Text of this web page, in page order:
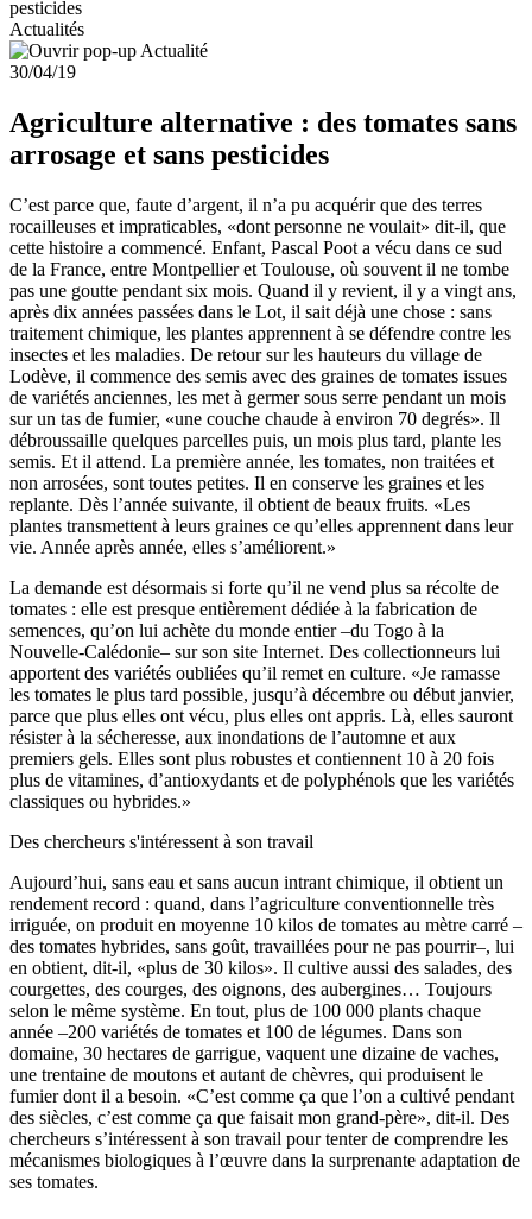
Actualités
30/04/19
Agriculture alternative : des tomates sans
arrosage et sans pesticides
C’est parce que, faute d’argent, il n’a pu acquérir que des terres
rocailleuses et impraticables, «dont personne ne voulait» dit-il, que
cette histoire a commencé. Enfant, Pascal Poot a vécu dans ce sud
de la France, entre Montpellier et Toulouse, où souvent il ne tombe
pas une goutte pendant six mois. Quand il y revient, il y a vingt ans,
après dix années passées dans le Lot, il sait déjà une chose : sans
traitement chimique, les plantes apprennent à se défendre contre les
insectes et les maladies. De retour sur les hauteurs du village de
Lodève, il commence des semis avec des graines de tomates issues
de variétés anciennes, les met à germer sous serre pendant un mois
sur un tas de fumier, «une couche chaude à environ 70 degrés». Il
débroussaille quelques parcelles puis, un mois plus tard, plante les
semis. Et il attend. La première année, les tomates, non traitées et
non arrosées, sont toutes petites. Il en conserve les graines et les
replante. Dès l’année suivante, il obtient de beaux fruits. «Les
plantes transmettent à leurs graines ce qu’elles apprennent dans leur
vie. Année après année, elles s’améliorent.»
La demande est désormais si forte qu’il ne vend plus sa récolte de
tomates : elle est presque entièrement dédiée à la fabrication de
semences, qu’on lui achète du monde entier –du Togo à la
Nouvelle-Calédonie– sur son site Internet. Des collectionneurs lui
apportent des variétés oubliées qu’il remet en culture. «Je ramasse
les tomates le plus tard possible, jusqu’à décembre ou début janvier,
parce que plus elles ont vécu, plus elles ont appris. Là, elles sauront
résister à la sécheresse, aux inondations de l’automne et aux
premiers gels. Elles sont plus robustes et contiennent 10 à 20 fois
plus de vitamines, d’antioxydants et de polyphénols que les variétés
classiques ou hybrides.»
Des chercheurs s'intéressent à son travail
Aujourd’hui, sans eau et sans aucun intrant chimique, il obtient un
rendement record : quand, dans l’agriculture conventionnelle très
irriguée, on produit en moyenne 10 kilos de tomates au mètre carré –
des tomates hybrides, sans goût, travaillées pour ne pas pourrir–, lui
en obtient, dit-il, «plus de 30 kilos». Il cultive aussi des salades, des
courgettes, des courges, des oignons, des aubergines… Toujours
selon le même système. En tout, plus de 100 000 plants chaque
année –200 variétés de tomates et 100 de légumes. Dans son
domaine, 30 hectares de garrigue, vaquent une dizaine de vaches,
une trentaine de moutons et autant de chèvres, qui produisent le
fumier dont il a besoin. «C’est comme ça que l’on a cultivé pendant
des siècles, c’est comme ça que faisait mon grand-père», dit-il. Des
chercheurs s’intéressent à son travail pour tenter de comprendre les
mécanismes biologiques à l’œuvre dans la surprenante adaptation de
ses tomates.